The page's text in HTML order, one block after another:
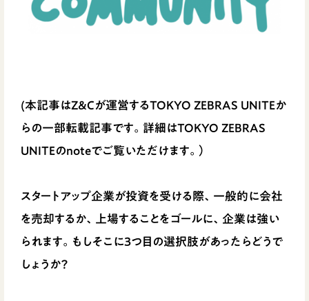
(本記事はZ＆Cが運営するTOKYO ZEBRAS UNITEか
らの一部転載記事です。詳細はTOKYO ZEBRAS
UNITEのnoteでご覧いただけます。）
スタートアップ企業が投資を受ける際、一般的に会社
を売却するか、上場することをゴールに、企業は強い
られます。もしそこに3つ目の選択肢があったらどうで
しょうか？